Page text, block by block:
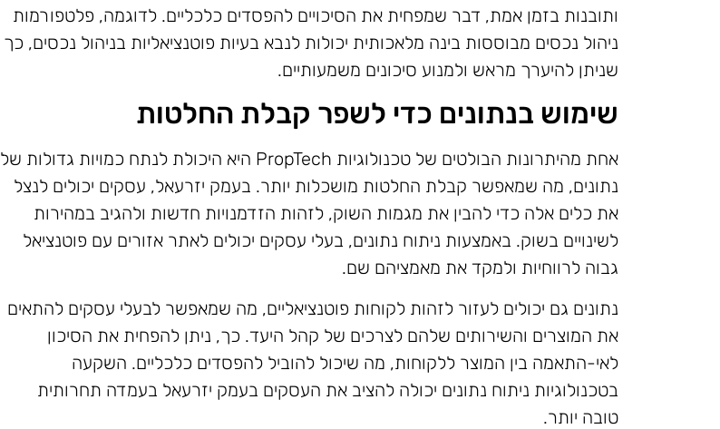
ותובנות בזמן אמת, דבר שמפחית את הסיכויים להפסדים כלכליים. לדוגמה, פלטפורמות
ניהול נכסים מבוססות בינה מלאכותית יכולות לנבא בעיות פוטנציאליות בניהול נכסים, כך
שניתן להיערך מראש ולמנוע סיכונים משמעותיים.
שימוש בנתונים כדי לשפר קבלת החלטות
אחת מהיתרונות הבולטים של טכנולוגיות PropTech היא היכולת לנתח כמויות גדולות של
נתונים, מה שמאפשר קבלת החלטות מושכלות יותר. בעמק יזרעאל, עסקים יכולים לנצל
את כלים אלה כדי להבין את מגמות השוק, לזהות הזדמנויות חדשות ולהגיב במהירות
לשינויים בשוק. באמצעות ניתוח נתונים, בעלי עסקים יכולים לאתר אזורים עם פוטנציאל
גבוה לרווחיות ולמקד את מאמציהם שם.
נתונים גם יכולים לעזור לזהות לקוחות פוטנציאליים, מה שמאפשר לבעלי עסקים להתאים
את המוצרים והשירותים שלהם לצרכים של קהל היעד. כך, ניתן להפחית את הסיכון
לאי-התאמה בין המוצר ללקוחות, מה שיכול להוביל להפסדים כלכליים. השקעה
בטכנולוגיות ניתוח נתונים יכולה להציב את העסקים בעמק יזרעאל בעמדה תחרותית
טובה יותר.